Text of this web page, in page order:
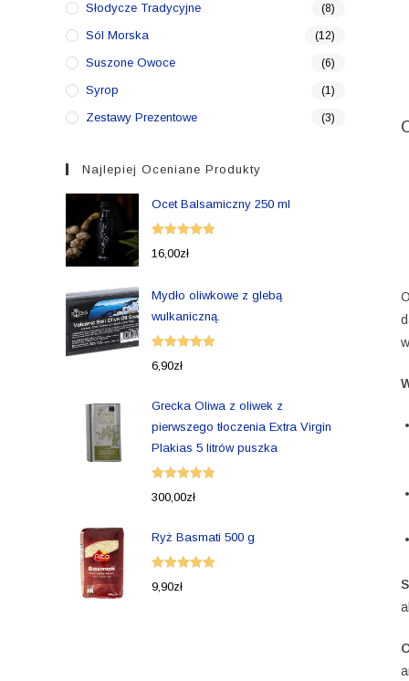
Słodycze Tradycyjne (8)
Sól Morska (12)
Suszone Owoce (6)
Syrop (1)
Zestawy Prezentowe (3)
Najlepiej Oceniane Produkty
Ocet Balsamiczny 250 ml
Oceniono
16,00zł
Mydło oliwkowe z glebą
wulkaniczną.
Oceniono
6,90zł
Grecka Oliwa z oliwek z
pierwszego tłoczenia Extra Virgin
Plakias 5 litrów puszka
Oceniono
300,00zł
Ryż Basmati 500 g
Oceniono
9,90zł